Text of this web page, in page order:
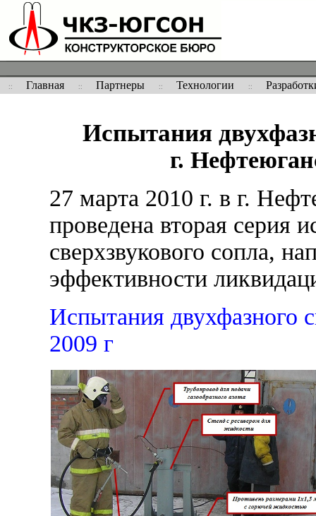
Главная Партнеры Технологии
Испытания
г.
27 марта 2010 г. в г.
проведена вторая серия
сверхзвукового сопла,
эффективности
Испытания двухфазного
2009 г